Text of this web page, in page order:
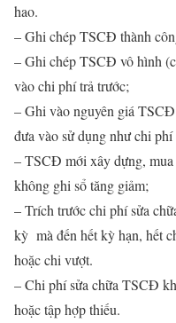
hao.
– Ghi chép TSCĐ thành
– Ghi chép TSCĐ vô hình
vào chi phí trả trước;
– Ghi vào nguyên giá
đưa vào sử dụng như chi
– TSCĐ mới xây dựng,
không ghi sổ tăng giảm;
– Trích trước chi phí sửa
kỳ mà đến hết kỳ hạn, hết
hoặc chi vượt.
– Chi phí sửa chữa TSCĐ
hoặc tập hợp thiếu.